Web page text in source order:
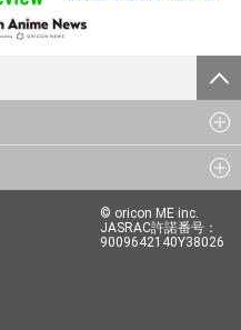
© oricon ME inc.
JASRAC許諾番号：
9009642140Y38026